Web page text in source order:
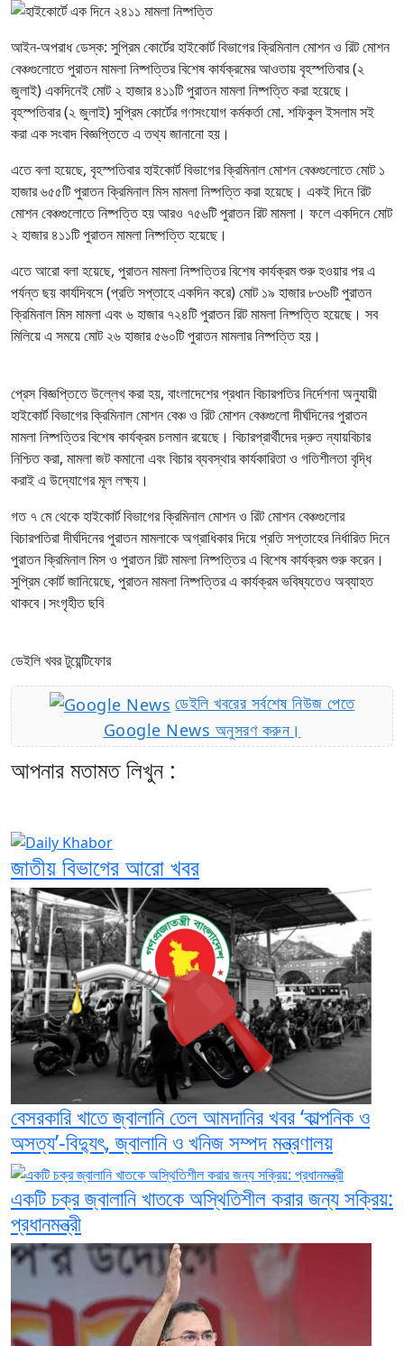
আইন-অপরাধ ডেস্ক: সুপ্রিম কোর্টের হাইকোর্ট বিভাগের ক্রিমিনাল মোশন ও রিট মোশন
বেঞ্চগুলোতে পুরাতন মামলা নিষ্পত্তির বিশেষ কার্যক্রমের আওতায় বৃহস্পতিবার (২
জুলাই) একদিনেই মোট ২ হাজার ৪১১টি পুরাতন মামলা নিষ্পত্তি করা হয়েছে।
বৃহস্পতিবার (২ জুলাই) সুপ্রিম কোর্টের গণসংযোগ কর্মকর্তা মো. শফিকুল ইসলাম সই
করা এক সংবাদ বিজ্ঞপ্তিতে এ তথ্য জানানো হয়।
এতে বলা হয়েছে, বৃহস্পতিবার হাইকোর্ট বিভাগের ক্রিমিনাল মোশন বেঞ্চগুলোতে মোট ১
হাজার ৬৫৫টি পুরাতন ক্রিমিনাল মিস মামলা নিষ্পত্তি করা হয়েছে। একই দিনে রিট
মোশন বেঞ্চগুলোতে নিষ্পত্তি হয় আরও ৭৫৬টি পুরাতন রিট মামলা। ফলে একদিনে মোট
২ হাজার ৪১১টি পুরাতন মামলা নিষ্পত্তি হয়েছে।
এতে আরো বলা হয়েছে, পুরাতন মামলা নিষ্পত্তির বিশেষ কার্যক্রম শুরু হওয়ার পর এ
পর্যন্ত ছয় কার্যদিবসে (প্রতি সপ্তাহে একদিন করে) মোট ১৯ হাজার ৮৩৬টি পুরাতন
ক্রিমিনাল মিস মামলা এবং ৬ হাজার ৭২৪টি পুরাতন রিট মামলা নিষ্পত্তি হয়েছে। সব
মিলিয়ে এ সময়ে মোট ২৬ হাজার ৫৬০টি পুরাতন মামলার নিষ্পত্তি হয়।
প্রেস বিজ্ঞপ্তিতে উল্লেখ করা হয়, বাংলাদেশের প্রধান বিচারপতির নির্দেশনা অনুযায়ী
হাইকোর্ট বিভাগের ক্রিমিনাল মোশন বেঞ্চ ও রিট মোশন বেঞ্চগুলো দীর্ঘদিনের পুরাতন
মামলা নিষ্পত্তির বিশেষ কার্যক্রম চলমান রয়েছে। বিচারপ্রার্থীদের দ্রুত ন্যায়বিচার
নিশ্চিত করা, মামলা জট কমানো এবং বিচার ব্যবস্থার কার্যকারিতা ও গতিশীলতা বৃদ্ধি
করাই এ উদ্যোগের মূল লক্ষ্য।
গত ৭ মে থেকে হাইকোর্ট বিভাগের ক্রিমিনাল মোশন ও রিট মোশন বেঞ্চগুলোর
বিচারপতিরা দীর্ঘদিনের পুরাতন মামলাকে অগ্রাধিকার দিয়ে প্রতি সপ্তাহের নির্ধারিত দিনে
পুরাতন ক্রিমিনাল মিস ও পুরাতন রিট মামলা নিষ্পত্তির এ বিশেষ কার্যক্রম শুরু করেন।
সুপ্রিম কোর্ট জানিয়েছে, পুরাতন মামলা নিষ্পত্তির এ কার্যক্রম ভবিষ্যতেও অব্যাহত
থাকবে।সংগৃহীত ছবি
ডেইলি খবর টুয়েন্টিফোর
ডেইলি খবরের সর্বশেষ নিউজ পেতে
Google News অনুসরণ করুন।
আপনার মতামত লিখুন :
জাতীয় বিভাগের আরো খবর
বেসরকারি খাতে জ্বালানি তেল আমদানির খবর ‘কাল্পনিক ও
অসত্য’-বিদ্যুৎ, জ্বালানি ও খনিজ সম্পদ মন্ত্রণালয়
একটি চক্র জ্বালানি খাতকে অস্থিতিশীল করার জন্য সক্রিয়:
প্রধানমন্ত্রী